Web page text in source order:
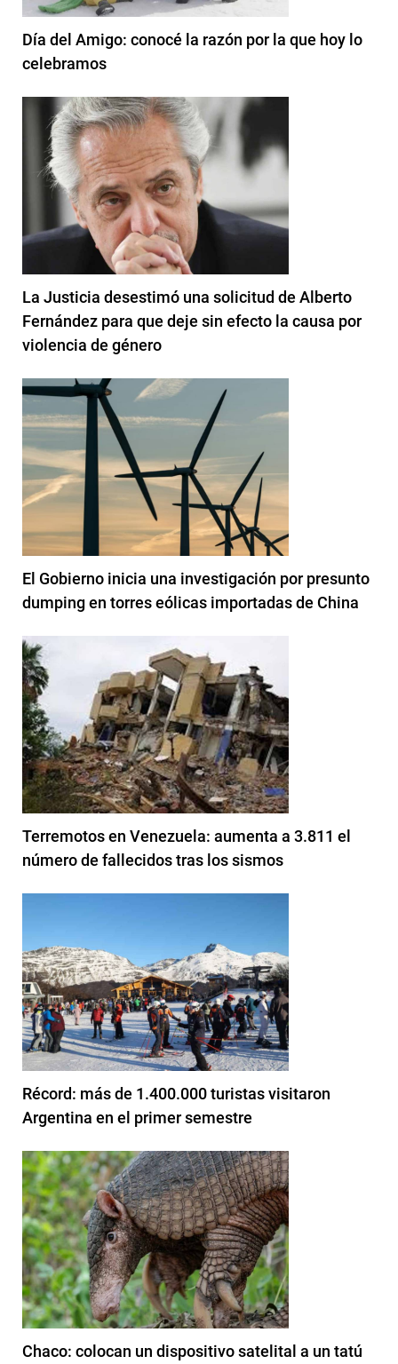
Día del Amigo: conocé la razón por la que hoy lo
celebramos
La Justicia desestimó una solicitud de Alberto
Fernández para que deje sin efecto la causa por
violencia de género
El Gobierno inicia una investigación por presunto
dumping en torres eólicas importadas de China
Terremotos en Venezuela: aumenta a 3.811 el
número de fallecidos tras los sismos
Récord: más de 1.400.000 turistas visitaron
Argentina en el primer semestre
Chaco: colocan un dispositivo satelital a un tatú